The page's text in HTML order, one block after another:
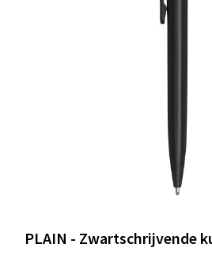
PLAIN - Zwartschrijvende